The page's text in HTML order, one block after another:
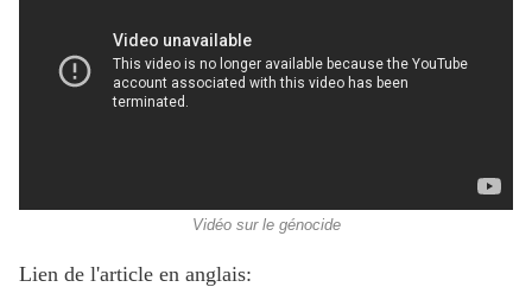
Vidéo sur le génocide
Lien de l'article en anglais: